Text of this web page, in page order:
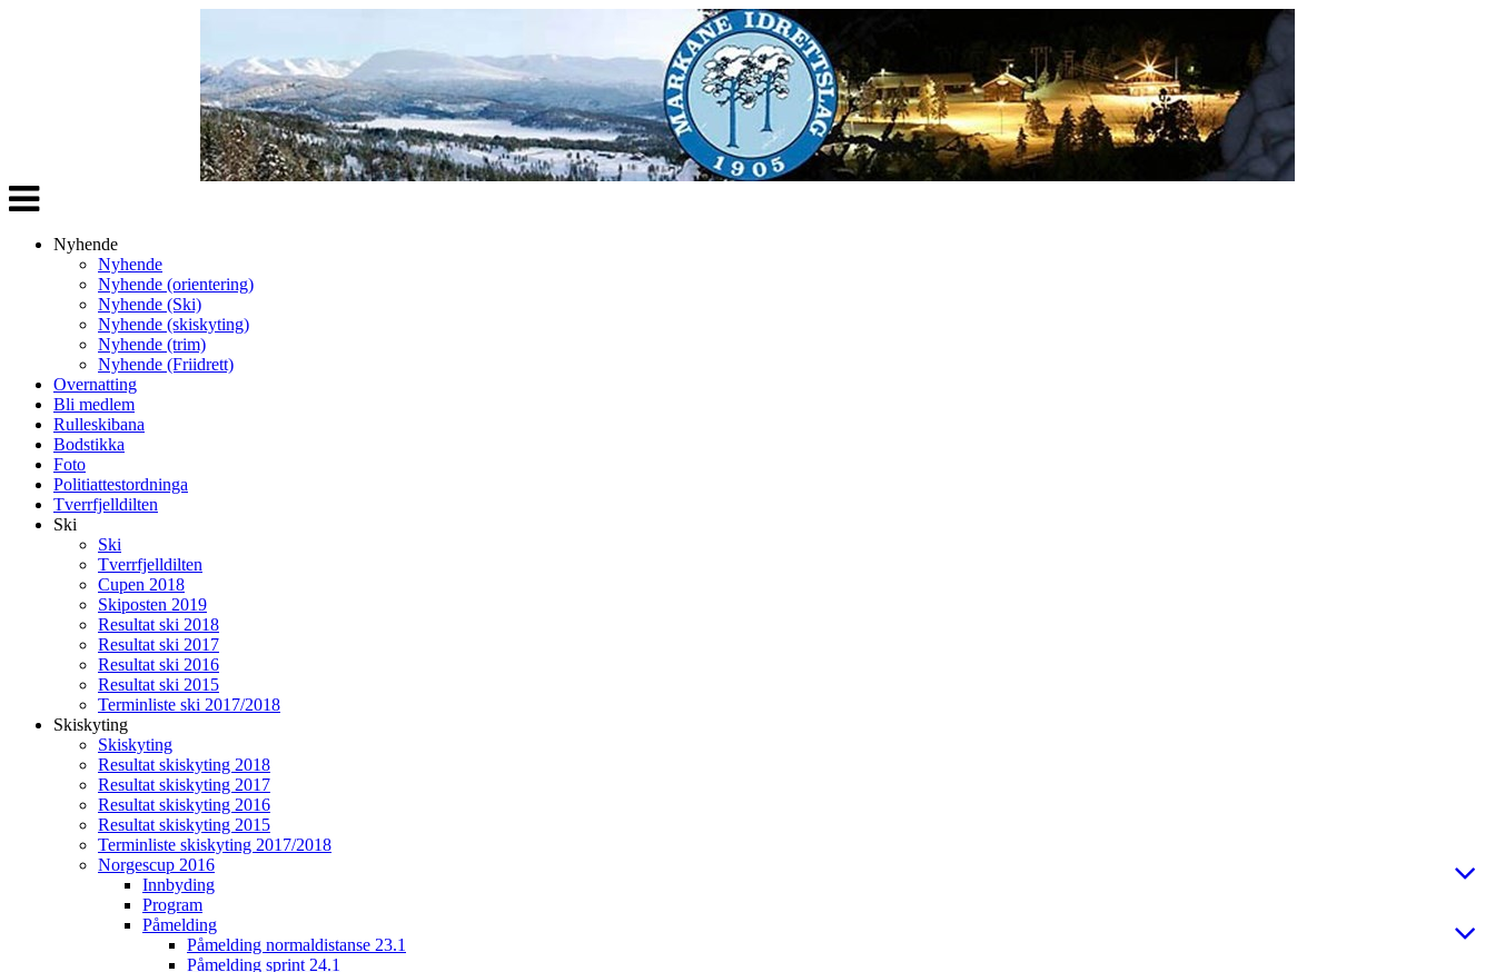
Veksle
navigasjon
Nyhende
Nyhende
Nyhende (orientering)
Nyhende (Ski)
Nyhende (skiskyting)
Nyhende (trim)
Nyhende (Friidrett)
Overnatting
Bli medlem
Rulleskibana
Bodstikka
Foto
Politiattestordninga
Tverrfjelldilten
Ski
Ski
Tverrfjelldilten
Cupen 2018
Skiposten 2019
Resultat ski 2018
Resultat ski 2017
Resultat ski 2016
Resultat ski 2015
Terminliste ski 2017/2018
Skiskyting
Skiskyting
Resultat skiskyting 2018
Resultat skiskyting 2017
Resultat skiskyting 2016
Resultat skiskyting 2015
Terminliste skiskyting 2017/2018
Norgescup 2016
Innbyding
Program
Påmelding
Påmelding normaldistanse 23.1
Påmelding sprint 24.1